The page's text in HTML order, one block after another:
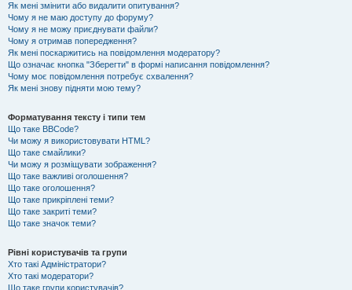
Як мені змінити або видалити опитування?
Чому я не маю доступу до форуму?
Чому я не можу приєднувати файли?
Чому я отримав попередження?
Як мені поскаржитись на повідомлення модератору?
Що означає кнопка "Зберегти" в формі написання повідомлення?
Чому моє повідомлення потребує схвалення?
Як мені знову підняти мою тему?
Форматування тексту і типи тем
Що таке BBCode?
Чи можу я використовувати HTML?
Що таке смайлики?
Чи можу я розміщувати зображення?
Що таке важливі оголошення?
Що таке оголошення?
Що таке прикріплені теми?
Що таке закриті теми?
Що таке значок теми?
Рівні користувачів та групи
Хто такі Адміністратори?
Хто такі модератори?
Що таке групи користувачів?